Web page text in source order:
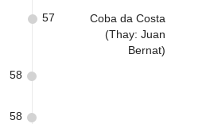
Coba da Costa
(Thay: Juan
Bernat)
57
58
58